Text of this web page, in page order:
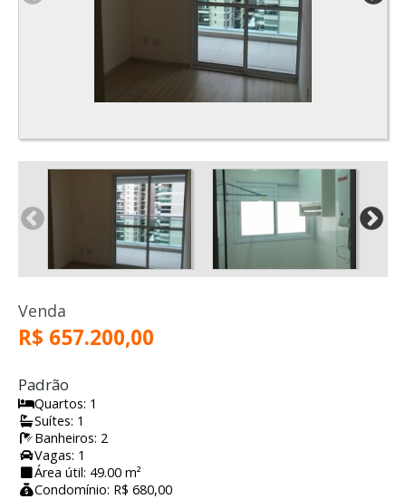
Venda
R$ 657.200,00
Padrão
Quartos: 1
Suítes: 1
Banheiros: 2
Vagas: 1
Área útil: 49.00 m²
Condomínio: R$ 680,00